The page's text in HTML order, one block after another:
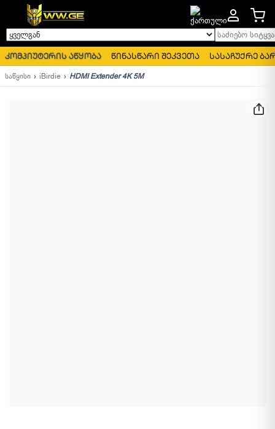
ყველგან საძიებო
კომპიუტერის აწყობა წინასწარი შეკვეთა სასაჩუქრე
საწყისი iBirdie HDMI Extender 4K 5M